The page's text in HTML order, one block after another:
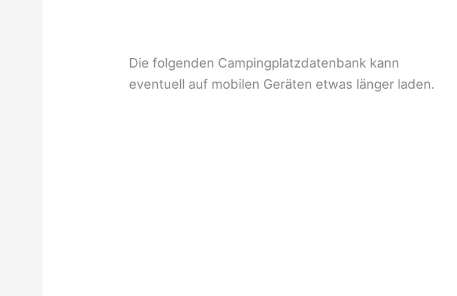
Die folgenden Campingplatzdatenbank kann
eventuell auf mobilen Geräten etwas länger laden.